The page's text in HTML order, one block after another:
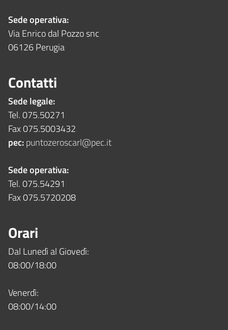
Sede operativa:
Via Enrico dal Pozzo snc
06126 Perugia
Contatti
Sede legale:
Tel. 075.50271
Fax 075.5003432
pec:puntozeroscarl@pec.it
Sede operativa:
Tel. 075.54291
Fax 075.5720208
Orari
Dal Lunedì al Giovedì:
08:00/18:00
Venerdì:
08:00/14:00